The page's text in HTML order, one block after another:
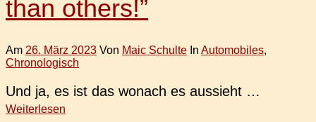
than others!”
Am 26. März 2023 Von Maic Schulte In Automobiles,
Chronologisch
Und ja, es ist das wonach es aussieht …
Weiterlesen